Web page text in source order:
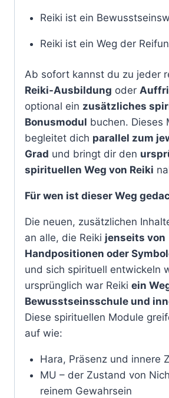
Reiki ist ein
Reiki ist ein Weg der
Ab sofort kannst du zu jeder
Reiki-Ausbildung oder
optional ein zusätzliches
Bonusmodul buchen. Dieses
begleitet dich parallel zum
Grad und bringt dir den
spirituellen Weg von Reiki
Für wen ist dieser Weg
Die neuen, zusätzlichen
an alle, die Reiki jenseits von
Handpositionen oder
und sich spirituell entwickeln
ursprünglich war Reiki ein
Bewusstseinsschule und
Diese spirituellen Module
auf wie:
Hara, Präsenz und innere
MU – der Zustand von
reinem Gewahrsein